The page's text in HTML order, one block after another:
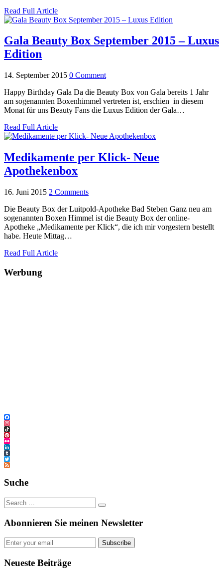
Read Full Article
Gala Beauty Box September 2015 – Luxus
Edition
14. September 2015 0 Comment
Happy Birthday Gala Da die Beauty Box von Gala bereits 1 Jahr
am sogenannten Boxenhimmel vertreten ist, erschien in diesem
Monat für uns Beauty Fans die Luxus Edition der Gala…
Read Full Article
Medikamente per Klick- Neue
Apothekenbox
16. Juni 2015 2 Comments
Die Beauty Box der Luitpold-Apotheke Bad Steben Ganz neu am
sogenannten Boxen Himmel ist die Beauty Box der online-
Apotheke „Medikamente per Klick“, die ich mir vorgestern bestellt
habe. Heute Mittag…
Read Full Article
Werbung
Facebook
Instagram
TikTok
Pinterest
Flickr
LinkedIn
Tumblr
Twitter
Feed
Suche
Abonnieren Sie meinen Newsletter
Subscribe
Neueste Beiträge